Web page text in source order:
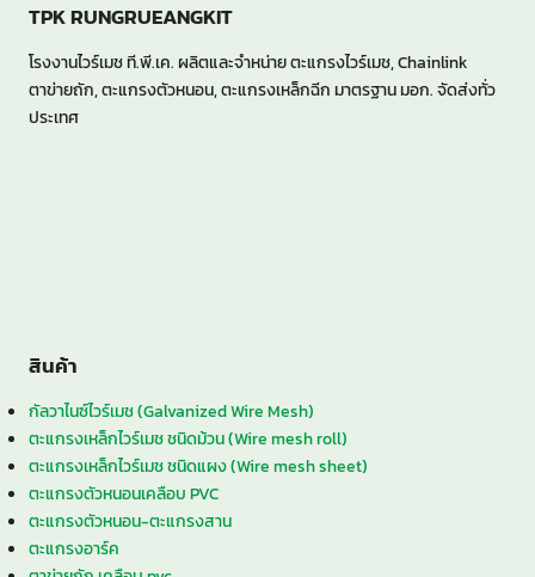
TPK RUNGRUEANGKIT
โรงงานไวร์เมช ที.พี.เค. ผลิตและจำหน่าย ตะแกรงไวร์เมช, Chainlink
ตาข่ายถัก, ตะแกรงตัวหนอน, ตะแกรงเหล็กฉีก มาตรฐาน มอก. จัดส่งทั่ว
ประเทศ
สินค้า
กัลวาไนซ์ไวร์เมช (Galvanized Wire Mesh)
ตะแกรงเหล็กไวร์เมช ชนิดม้วน (Wire mesh roll)
ตะแกรงเหล็กไวร์เมช ชนิดแผง (Wire mesh sheet)
ตะแกรงตัวหนอนเคลือบ PVC
ตะแกรงตัวหนอน-ตะแกรงสาน
ตะแกรงอาร์ค